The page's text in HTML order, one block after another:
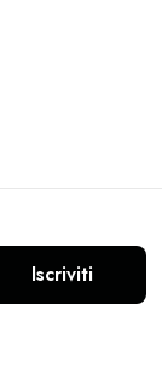
Iscriviti